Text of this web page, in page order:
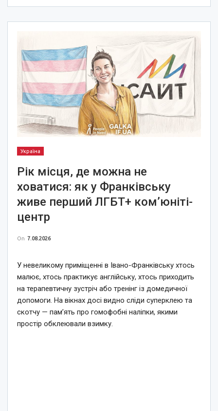
Україна
Рік місця, де можна не
ховатися: як у Франківську
живе перший ЛГБТ+ ком’юніті-
центр
On 7.08.2026
У невеликому приміщенні в Івано-Франківську хтось
малює, хтось практикує англійську, хтось приходить
на терапевтичну зустріч або тренінг із домедичної
допомоги. На вікнах досі видно сліди суперклею та
скотчу — пам’ять про гомофобні наліпки, якими
простір обклеювали взимку.